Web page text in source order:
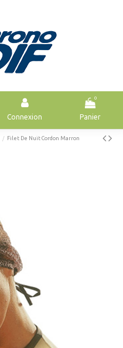
Connexion
0
Panier
Filet De Nuit Cordon Marron